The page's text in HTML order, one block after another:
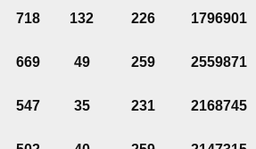
718 132 226 1796901
669 49 259 2559871
547 35 231 2168745